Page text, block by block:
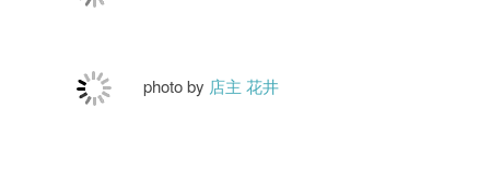
photo by 店主 花井